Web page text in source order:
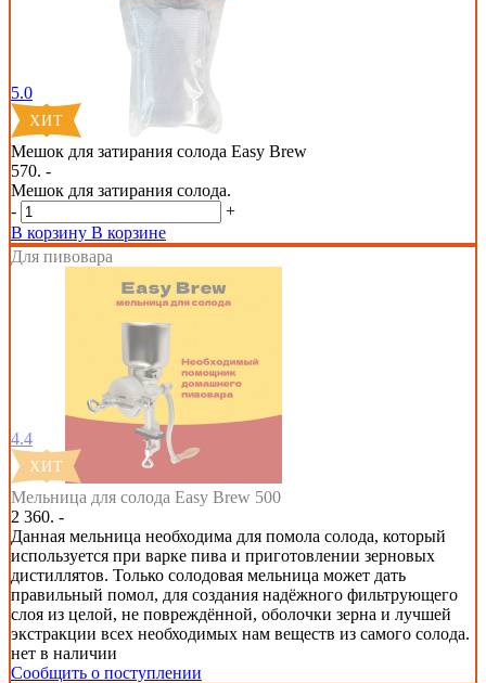
5.0
Мешок для затирания солода Easy Brew
570. -
Мешок для затирания солода.
-
+
В корзину В корзине
Для пивовара
4.4
Мельница для солода Easy Brew 500
2 360. -
Данная мельница необходима для помола солода, который
используется при варке пива и приготовлении зерновых
дистиллятов. Только солодовая мельница может дать
правильный помол, для создания надёжного фильтрующего
слоя из целой, не повреждённой, оболочки зерна и лучшей
экстракции всех необходимых нам веществ из самого солода.
нет в наличии
Сообщить о поступлении